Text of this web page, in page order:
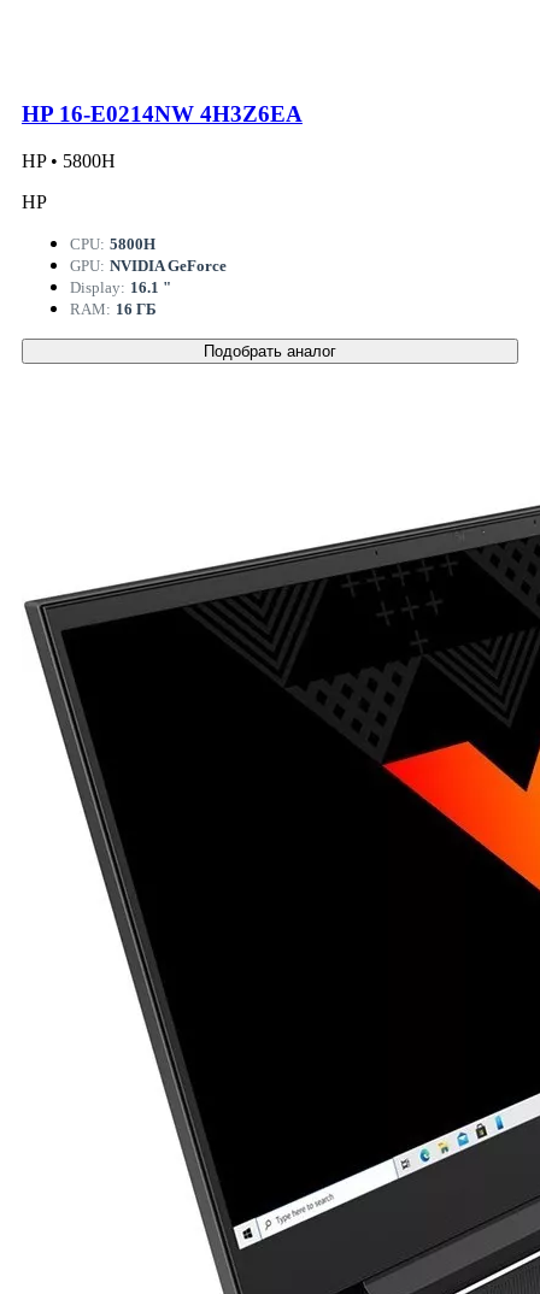
HP 16-E0214NW 4H3Z6EA
HP • 5800H
HP
CPU: 5800H
GPU: NVIDIA GeForce
Display: 16.1 "
RAM: 16 ГБ
Подобрать аналог